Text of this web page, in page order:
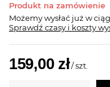
Produkt na zamówienie
Możemy wysłać już w
Sprawdź czasy i koszty
159,00 zł/szt.